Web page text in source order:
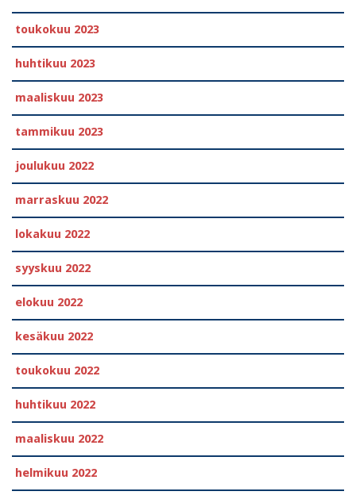
toukokuu 2023
huhtikuu 2023
maaliskuu 2023
tammikuu 2023
joulukuu 2022
marraskuu 2022
lokakuu 2022
syyskuu 2022
elokuu 2022
kesäkuu 2022
toukokuu 2022
huhtikuu 2022
maaliskuu 2022
helmikuu 2022